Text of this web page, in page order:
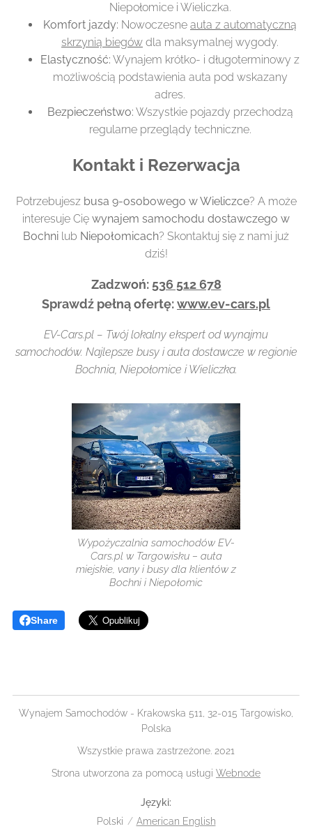
Niepołomice i Wieliczka.
Komfort jazdy: Nowoczesne auta z automatyczną
skrzynią biegów dla maksymalnej wygody.
Elastyczność: Wynajem krótko- i długoterminowy z
możliwością podstawienia auta pod wskazany
adres.
Bezpieczeństwo: Wszystkie pojazdy przechodzą
regularne przeglądy techniczne.
Kontakt i Rezerwacja
Potrzebujesz busa 9-osobowego w Wieliczce? A może
interesuje Cię wynajem samochodu dostawczego w
Bochni lub Niepołomicach? Skontaktuj się z nami już
dziś!
Zadzwoń: 536 512 678
Sprawdź pełną ofertę:www.ev-cars.pl
EV-Cars.pl – Twój lokalny ekspert od wynajmu
samochodów. Najlepsze busy i auta dostawcze w regionie
Bochnia, Niepołomice i Wieliczka.
Wypożyczalnia samochodów EV-
Cars.pl w Targowisku – auta
miejskie, vany i busy dla klientów z
Bochni i Niepołomic
Share
Wynajem Samochodów - Krakowska 511, 32-015 Targowisko,
Polska
Wszystkie prawa zastrzeżone. 2021
Strona utworzona za pomocą usługi Webnode
Języki
Polski
American English